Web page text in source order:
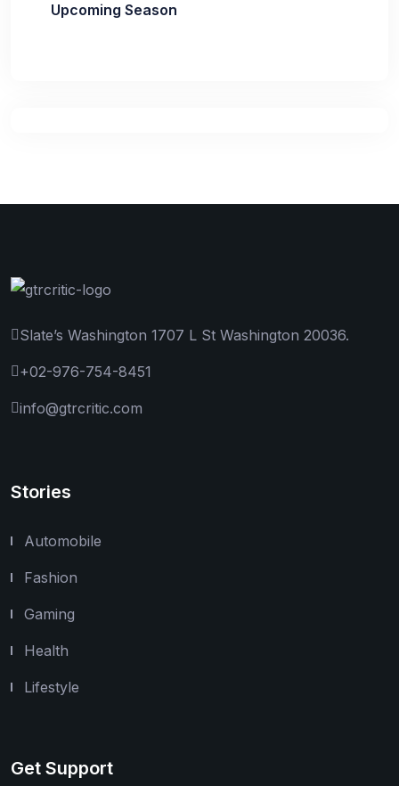
Upcoming Season
Slate’s Washington 1707 L St Washington 20036.
+02-976-754-8451
info@gtrcritic.com
Stories
Automobile
Fashion
Gaming
Health
Lifestyle
Get Support